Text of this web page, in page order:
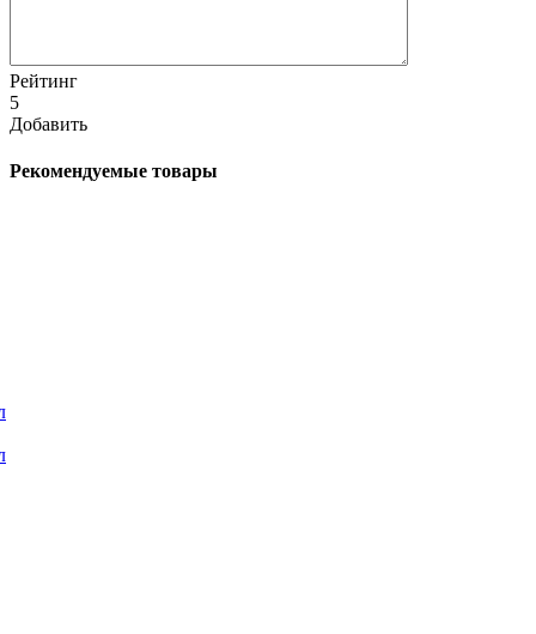
Рейтинг
5
Добавить
Рекомендуемые товары